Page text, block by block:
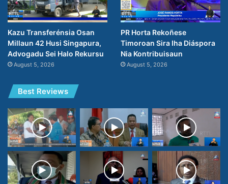
Kazu Transferénsia Osan
Millaun 42 Husi Singapura,
Advogadu Sei Halo Rekursu
August 5, 2026
PR Horta Rekoñese
Timoroan Sira Iha Diáspora
Nia Kontribuisaun
August 5, 2026
Best Reviews